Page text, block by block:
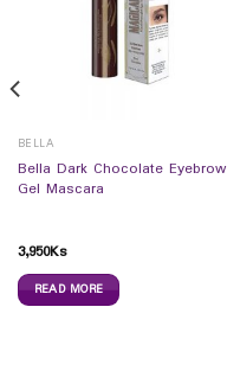
BELLA
Bella Dark Chocolate Eyebrow
Gel Mascara
3,950Ks
READ MORE